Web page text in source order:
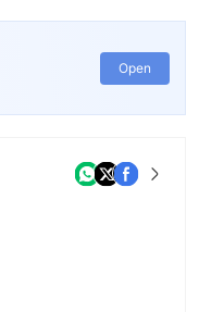
Open